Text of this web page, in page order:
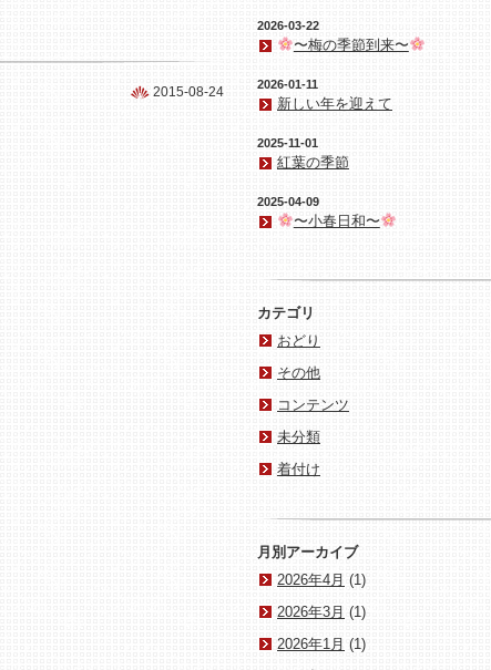
2015-08-24
2026-03-22
〜梅の季節到来〜
2026-01-11
新しい年を迎えて
2025-11-01
紅葉の季節
2025-04-09
〜小春日和〜
カテゴリ
おどり
その他
コンテンツ
未分類
着付け
月別アーカイブ
2026年4月 (1)
2026年3月 (1)
2026年1月 (1)